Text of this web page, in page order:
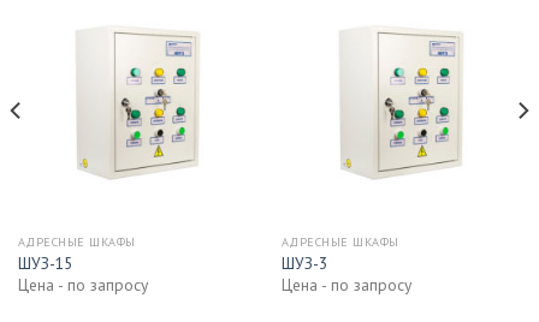
АДРЕСНЫЕ ШКАФЫ
ШУЗ-15
Цена - по запросу
АДРЕСНЫЕ ШКАФЫ
ШУЗ-3
Цена - по запросу